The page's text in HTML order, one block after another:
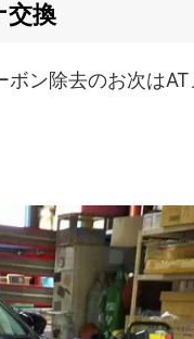
交換
ン除去のお次は